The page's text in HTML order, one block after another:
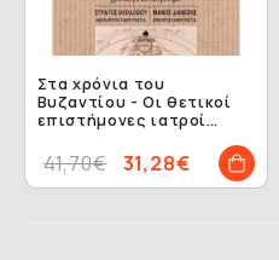
Στα χρόνια του
Βυζαντίου - Οι θετικοί
επιστήμονες ιατροί
αστρονόμοι31,28€
41,70€